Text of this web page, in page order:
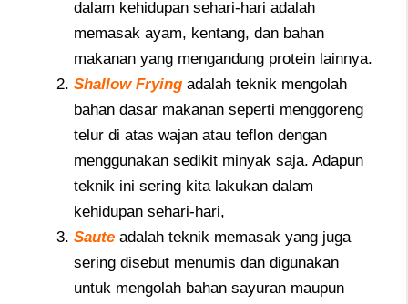
dalam kehidupan sehari-hari adalah
memasak ayam, kentang, dan bahan
makanan yang mengandung protein lainnya.
Shallow Frying adalah teknik mengolah
bahan dasar makanan seperti menggoreng
telur di atas wajan atau teflon dengan
menggunakan sedikit minyak saja. Adapun
teknik ini sering kita lakukan dalam
kehidupan sehari-hari,
Saute adalah teknik memasak yang juga
sering disebut menumis dan digunakan
untuk mengolah bahan sayuran maupun